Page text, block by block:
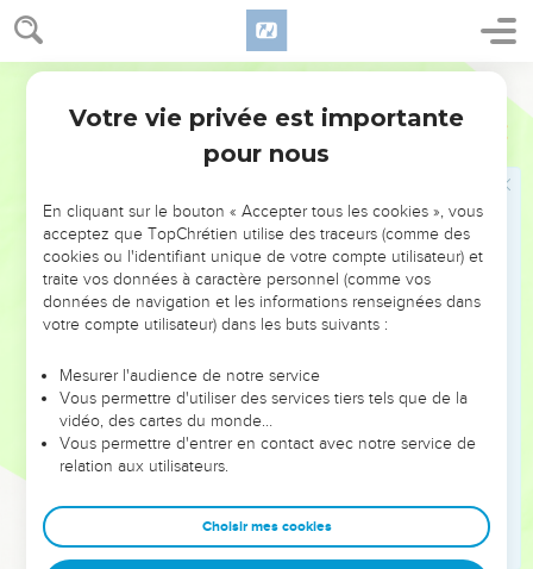
Ezéchiel 3
Si au contraire tu avertis le juste pour qu’il ne commette
pas de péché, et qu'il ne pèche pas, il restera en vie parce
qu'il s'est laissé avertir et toi, tu auras délivré ton âme. »
Dieu impose un temps de silence à Ézékiel
Là encore la main de l'Eternel reposait sur moi. Il m’a dit :
« Lève-toi, sors dans la vallée et là-bas je te parlerai. »
Je me suis levé et je suis sorti dans la vallée. Et voici que
la gloire de l'Eternel se tenait là, telle que je l'avais vue près
du fleuve Kebar. Alors je suis tombé le visage contre terre.
L'Esprit est entré en moi et m’a mis debout sur mes pieds.
Fils de l’homme, on mettra sur toi des cordes, avec
lesquelles on t’attachera afin que tu ne puisses pas aller au
milieu d'eux.
26
ne puisses pas leur adresser de reproches, car c'est une
communauté de rebelles.
Votre vie privée est importante
pour nous
En cliquant sur le bouton « Accepter tous les cookies », vous
acceptez que TopChrétien utilise des traceurs (comme des
cookies ou l'identifiant unique de votre compte utilisateur) et
traite vos données à caractère personnel (comme vos
données de navigation et les informations renseignées dans
votre compte utilisateur) dans les buts suivants :
Mesurer l'audience de notre service
Vous permettre d'utiliser des services tiers tels que de la
vidéo, des cartes du monde…
Vous permettre d'entrer en contact avec notre service de
relation aux utilisateurs.
Choisir mes cookies